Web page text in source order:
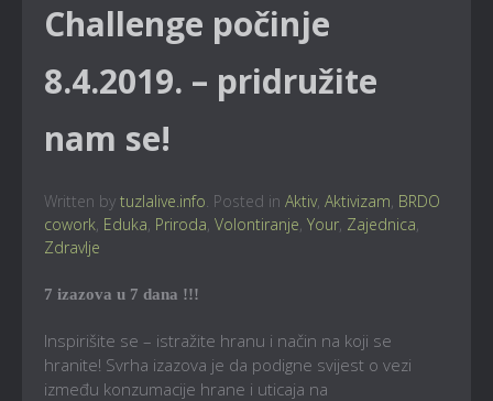
Challenge počinje
8.4.2019. – pridružite
nam se!
Written by tuzlalive.info. Posted in Aktiv, Aktivizam, BRDO
cowork, Eduka, Priroda, Volontiranje, Your, Zajednica,
Zdravlje
7 izazova u 7 dana !!!
Inspirišite se – istražite hranu i način na koji se
hranite! Svrha izazova je da podigne svijest o vezi
između konzumacije hrane i uticaja na